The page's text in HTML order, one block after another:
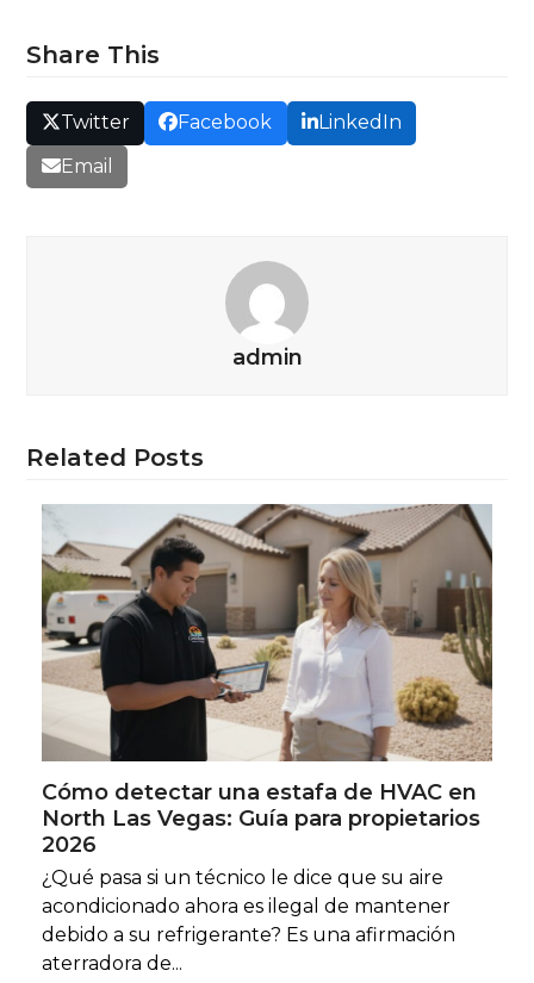
Share This
Twitter Facebook
LinkedIn
Email
admin
Related Posts
Cómo detectar una estafa de HVAC en
North Las Vegas: Guía para propietarios
2026
¿Qué pasa si un técnico le dice que su aire
acondicionado ahora es ilegal de mantener
debido a su refrigerante? Es una afirmación
aterradora de...